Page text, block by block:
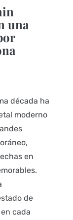
una
década ha
moderno
en
de
cada